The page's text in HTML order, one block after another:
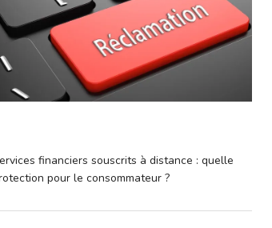
financiers souscrits à distance : quelle
pour le consommateur ?